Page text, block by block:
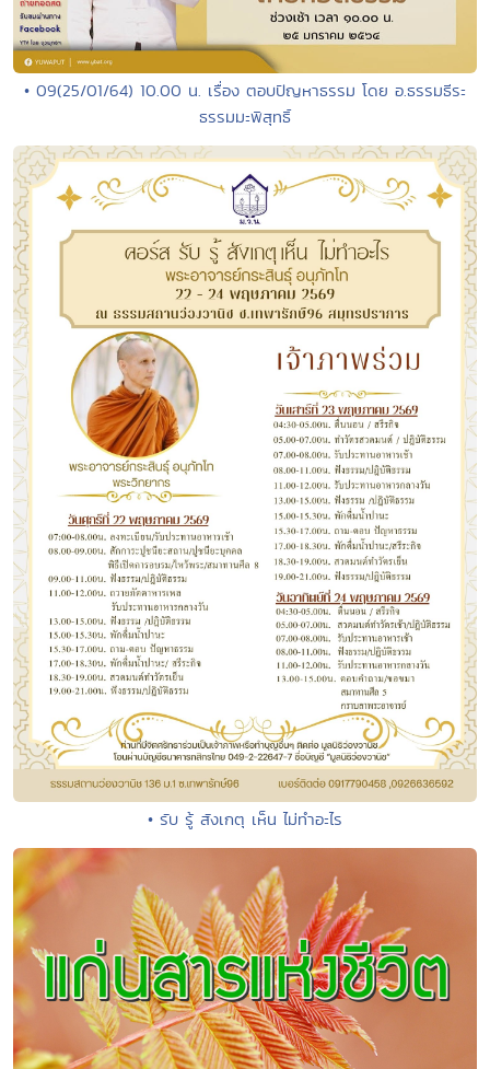
• 09(25/01/64) 10.00 น. เรื่อง ตอบปัญหาธรรม โดย อ.ธรรมธีระ
ธรรมมะพิสุทธิ์
• รับ รู้ สังเกตุ เห็น ไม่ทำอะไร